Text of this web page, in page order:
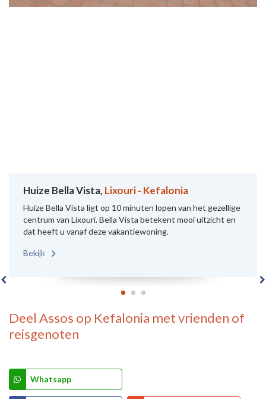
Huize Bella Vista, Lixouri - Kefalonia
Huize Bella Vista ligt op 10 minuten lopen van het gezellige
centrum van Lixouri. Bella Vista betekent mooi uitzicht en
dat heeft u vanaf deze vakantiewoning.
Bekijk
Deel Assos op Kefalonia met vrienden of
reisgenoten
Whatsapp